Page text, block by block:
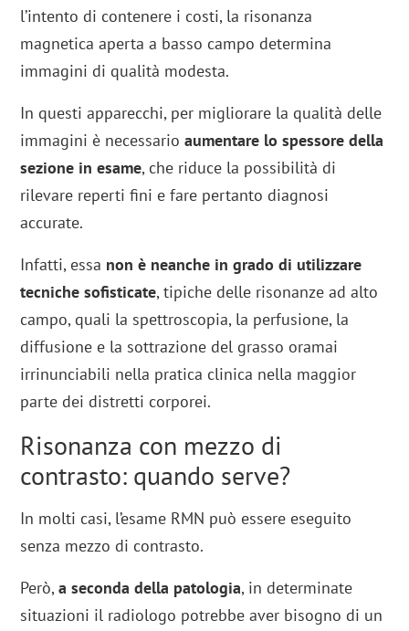
l’intento di contenere i costi, la risonanza
magnetica aperta a basso campo determina
immagini di qualità modesta.
In questi apparecchi, per migliorare la qualità delle
immagini è necessarioaumentare lo spessore della
sezione in esame, che riduce la possibilità di
rilevare reperti fini e fare pertanto diagnosi
accurate.
Infatti, essa non è neanche in grado di utilizzare
tecniche sofisticate, tipiche delle risonanze ad alto
campo, quali la spettroscopia, la perfusione, la
diffusione e la sottrazione del grasso oramai
irrinunciabili nella pratica clinica nella maggior
parte dei distretti corporei.
Risonanza con mezzo di
contrasto: quando serve?
In molti casi, l’esame RMN può essere eseguito
senza mezzo di contrasto.
Però,a seconda della patologia, in determinate
situazioni il radiologo potrebbe aver bisogno di un